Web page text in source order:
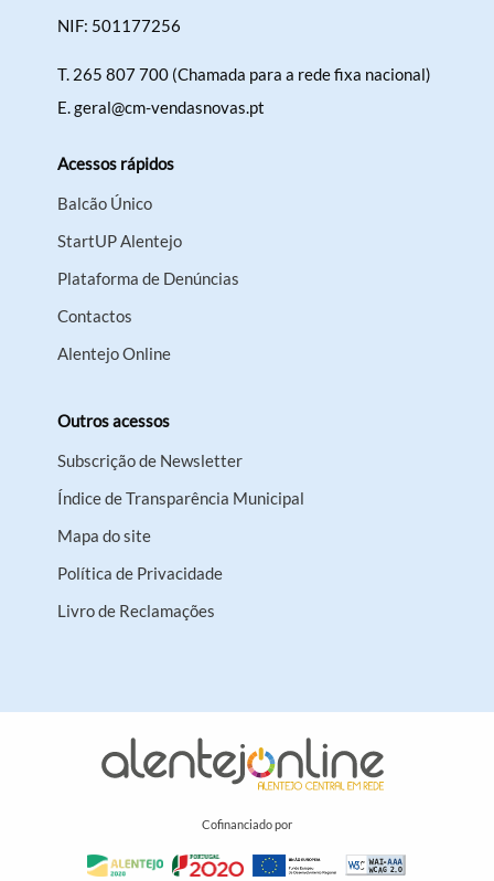
NIF: 501177256
T. 265 807 700 (Chamada para a rede fixa nacional)
E.geral@cm-vendasnovas.pt
Acessos rápidos
Balcão Único
StartUP Alentejo
Plataforma de Denúncias
Contactos
Alentejo Online
Outros acessos
Subscrição de Newsletter
Índice de Transparência Municipal
Mapa do site
Política de Privacidade
Livro de Reclamações
Cofinanciado por